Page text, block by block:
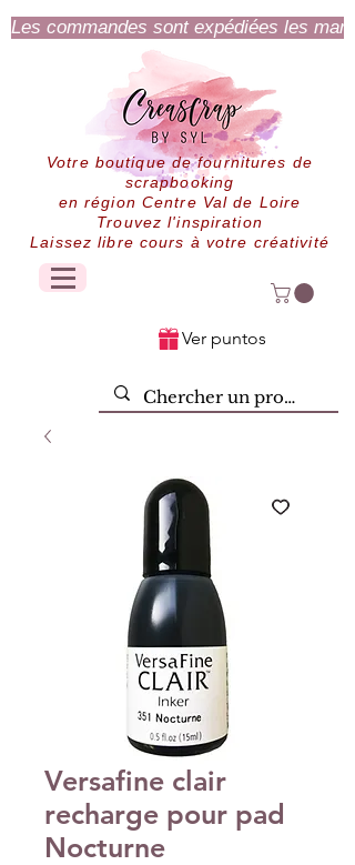
Les commandes sont expédiées les
Votre boutique de fournitures de
scrapbooking
en région Centre Val de Loire
Trouvez l'inspiration
Laissez libre cours à votre créativité
Ver puntos
Versafine clair
recharge pour pad
Nocturne